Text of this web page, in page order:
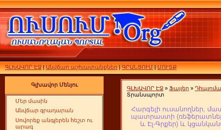
ԳԼԽԱՎՈՐ ԷՋ|Անվճար աշխատանքներ|ԳՐԱՆՑՈՒՄ|ՄՈՒՏՔ
Գլխավոր Մենյու
Մեր մասին
Անվճար գրադարան
Սովորեք անգլերեն հեշտ ու
արագ
ԳԼԽԱՎՈՐ ԷՋ » Ֆայլեր »
Տրանսպորտ
Հարգելի ուսանողներ,
պատրաստի
և Էլ-Գրքեր) և